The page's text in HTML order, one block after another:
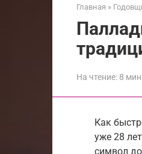
Главная »
На чтение: 8 мин
Как
уже 28
символ